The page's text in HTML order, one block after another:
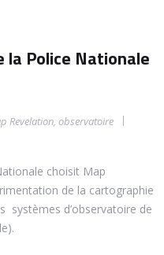
la Police Nationale
Revelation,observatoire
choisit Map
de la cartographie
systèmes d’observatoire de